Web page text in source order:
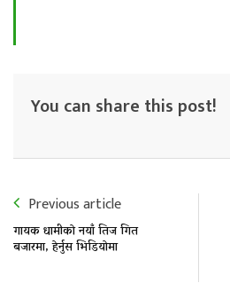
You can share this post!
Previous article
गायक धामीकाे नयाँ तिज गित
बजारमा, हेर्नुस भिडियाेमा